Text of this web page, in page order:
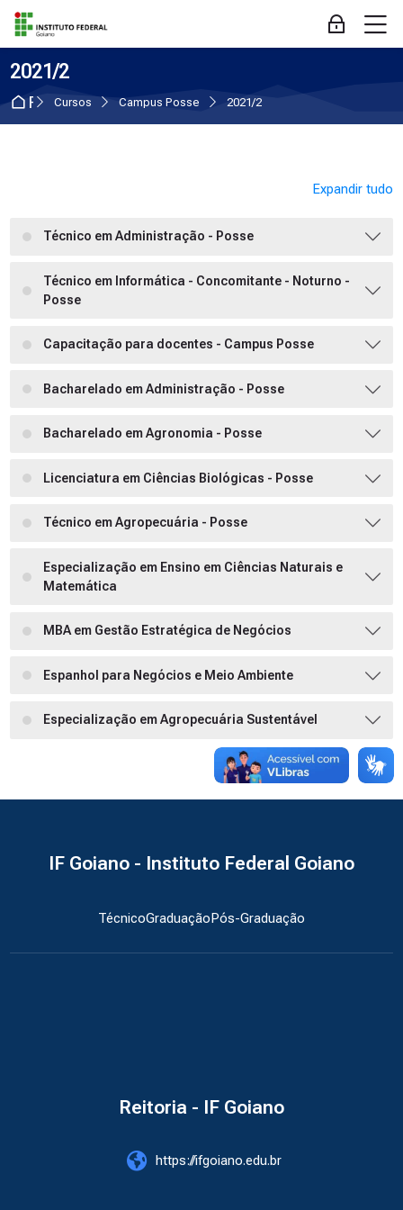
Skip to navigation
Skip to login form
Ir para o conteúdo principal
Skip to accessibility options
Skip to footer
Skip accessibility options
Acessar
2021/2
Página inicial
Cursos Campus Posse 2021/2
Expandir tudo
Técnico em Administração - Posse
Técnico em Informática - Concomitante - Noturno -
Posse
Capacitação para docentes - Campus Posse
Bacharelado em Administração - Posse
Bacharelado em Agronomia - Posse
Licenciatura em Ciências Biológicas - Posse
Técnico em Agropecuária - Posse
Especialização em Ensino em Ciências Naturais e
Matemática
MBA em Gestão Estratégica de Negócios
Espanhol para Negócios e Meio Ambiente
Especialização em Agropecuária Sustentável
IF Goiano - Instituto Federal Goiano
TécnicoGraduaçãoPós-Graduação
Reitoria - IF Goiano
https://ifgoiano.edu.br